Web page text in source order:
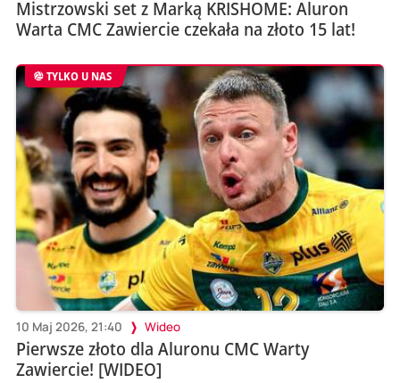
Mistrzowski set z Marką KRISHOME: Aluron
Warta CMC Zawiercie czekała na złoto 15 lat!
TYLKO U NAS
10 Maj 2026, 21:40 Wideo
Pierwsze złoto dla Aluronu CMC Warty
Zawiercie! [WIDEO]